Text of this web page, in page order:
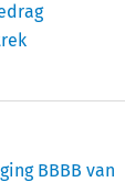
BBBB van